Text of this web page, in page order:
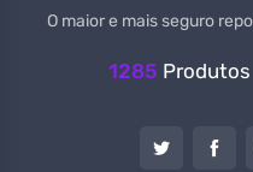
O maior e mais seguro
1285 Produtos